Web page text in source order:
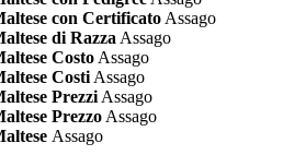
con Certificato Assago
di Razza Assago
Costo Assago
Costi Assago
Prezzi Assago
Prezzo Assago
Assago